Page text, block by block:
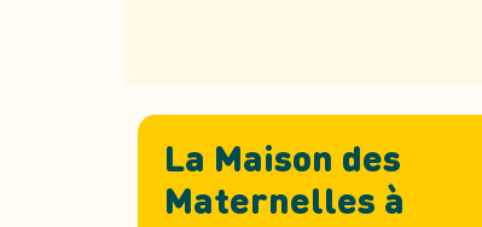
La Maison des
Maternelles à